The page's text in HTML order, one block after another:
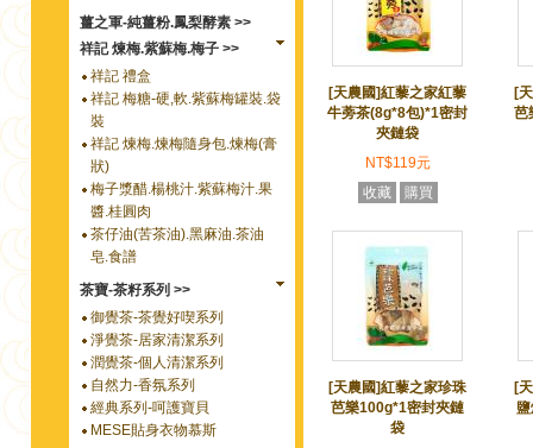
薑之軍-純薑粉.鳳梨酵素 >>
祥記 煉梅.紫蘇梅.梅子 >>
祥記 禮盒
祥記 梅糖-硬,軟.紫蘇梅罐裝.袋
裝
祥記 煉梅.煉梅隨身包.煉梅(膏
狀)
梅子漿醋.楊桃汁.紫蘇梅汁.果
醬.桂圓肉
茶仔油(苦茶油).黑麻油.茶油
皂.食譜
茶寶-茶籽系列 >>
御覺茶-茶覺好喫系列
淨覺茶-居家清潔系列
潤覺茶-個人清潔系列
自然力-香氛系列
經典系列-呵護寶貝
MESE貼身衣物慕斯
[天農國]紅藜之家紅藜
牛蒡茶(8g*8包)*1密封
夾鏈袋
NT$119元
收藏
購買
[
芭
[天農國]紅藜之家珍珠
芭樂100g*1密封夾鏈
袋
[